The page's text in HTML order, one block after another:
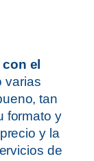
el
varias
tan
formato y
y la
de